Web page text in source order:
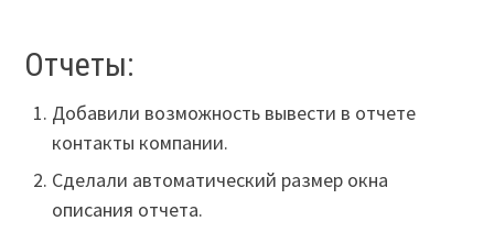
Отчеты:
Добавили возможность вывести в отчете
контакты компании.
Сделали автоматический размер окна
описания отчета.